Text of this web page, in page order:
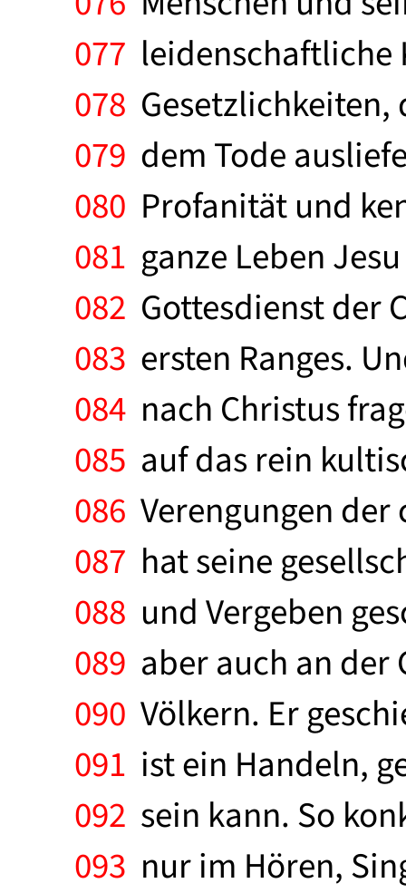
077 leidenschaftliche
078 Gesetzlichkeiten,
079 dem Tode
080 Profanität und
081 ganze Leben
082 Gottesdienst der
083 ersten Ranges.
084 nach Christus
085 auf das rein
086 Verengungen
087 hat seine
088 und Vergeben
089 aber auch an der
090 Völkern. Er
091 ist ein Handeln,
092 sein kann. So
093 nur im Hören,